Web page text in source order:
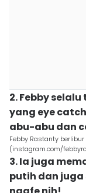
2. Febby
yang eye
abu-abu dan
Febby Rastanty
(instagram.com/
3. Ia juga
putih dan